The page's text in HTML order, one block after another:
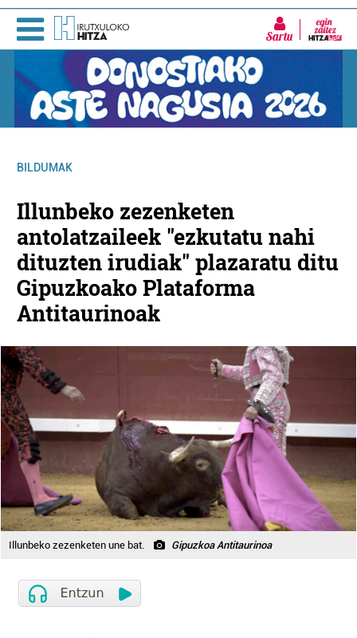
Sartu
BILDUMAK
Illunbeko zezenketen
antolatzaileek "ezkutatu nahi
dituzten irudiak" plazaratu ditu
Gipuzkoako Plataforma
Antitaurinoak
Illunbeko zezenketen une bat. Gipuzkoa Antitaurinoa